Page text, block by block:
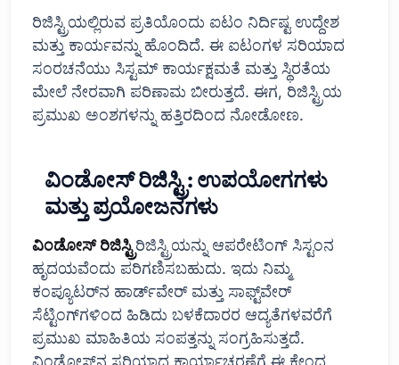
ರಿಜಿಸ್ಟ್ರಿಯಲ್ಲಿರುವ ಪ್ರತಿಯೊಂದು ಐಟಂ ನಿರ್ದಿಷ್ಟ ಉದ್ದೇಶ
ಮತ್ತು ಕಾರ್ಯವನ್ನು ಹೊಂದಿದೆ. ಈ ಐಟಂಗಳ ಸರಿಯಾದ
ಸಂರಚನೆಯು ಸಿಸ್ಟಮ್ ಕಾರ್ಯಕ್ಷಮತೆ ಮತ್ತು ಸ್ಥಿರತೆಯ
ಮೇಲೆ ನೇರವಾಗಿ ಪರಿಣಾಮ ಬೀರುತ್ತದೆ. ಈಗ, ರಿಜಿಸ್ಟ್ರಿಯ
ಪ್ರಮುಖ ಅಂಶಗಳನ್ನು ಹತ್ತಿರದಿಂದ ನೋಡೋಣ.
ವಿಂಡೋಸ್ ರಿಜಿಸ್ಟ್ರಿ: ಉಪಯೋಗಗಳು
ಮತ್ತು ಪ್ರಯೋಜನಗಳು
ವಿಂಡೋಸ್ ರಿಜಿಸ್ಟ್ರಿರಿಜಿಸ್ಟ್ರಿಯನ್ನು ಆಪರೇಟಿಂಗ್ ಸಿಸ್ಟಂನ
ಹೃದಯವೆಂದು ಪರಿಗಣಿಸಬಹುದು. ಇದು ನಿಮ್ಮ
ಕಂಪ್ಯೂಟರ್‌ನ ಹಾರ್ಡ್‌ವೇರ್ ಮತ್ತು ಸಾಫ್ಟ್‌ವೇರ್
ಸೆಟ್ಟಿಂಗ್‌ಗಳಿಂದ ಹಿಡಿದು ಬಳಕೆದಾರರ ಆದ್ಯತೆಗಳವರೆಗೆ
ಪ್ರಮುಖ ಮಾಹಿತಿಯ ಸಂಪತ್ತನ್ನು ಸಂಗ್ರಹಿಸುತ್ತದೆ.
ವಿಂಡೋಸ್‌ನ ಸರಿಯಾದ ಕಾರ್ಯಾಚರಣೆಗೆ ಈ ಕೇಂದ್ರ